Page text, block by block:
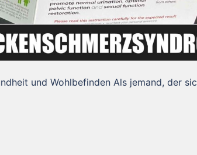
und Wohlbefinden Als jemand, der